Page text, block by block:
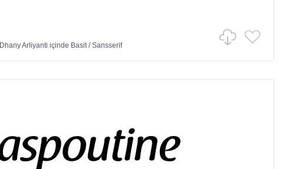
Dhany Arliyanti içinde Basit/Sansserif